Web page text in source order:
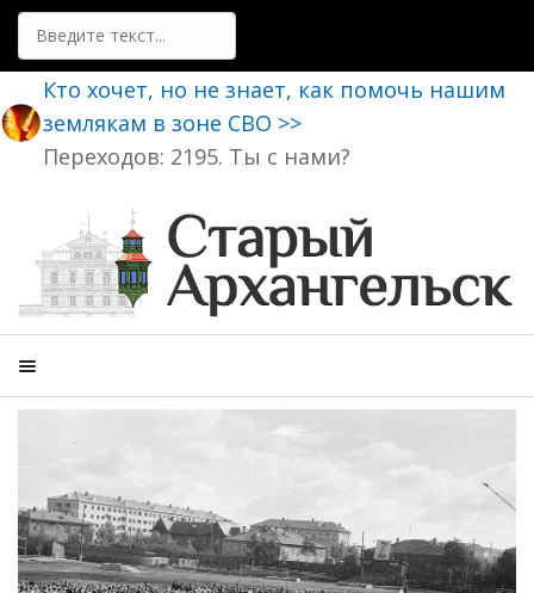
Поиск
Кто хочет, но не знает, как помочь нашим
землякам в зоне СВО >>
Переходов: 2195. Ты с нами?